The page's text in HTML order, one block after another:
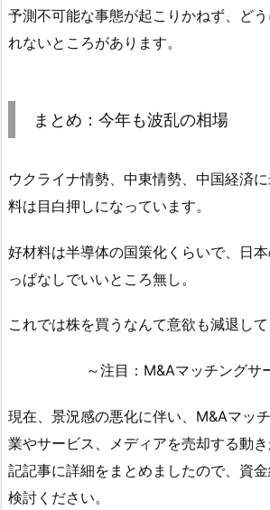
予測不可能な事態が起こりかねず、ど
れないところがあります。
まとめ：今年も波乱の相場
ウクライナ情勢、中東情勢、中国経済
料は目白押しになっています。
好材料は半導体の国策化くらいで、日
っぱなしでいいところ無し。
これでは株を買うなんて意欲も減退して
～注目：M&Aマッチングサ
現在、景況感の悪化に伴い、M&Aマッ
業やサービス、メディアを売却する動
記記事に詳細をまとめましたので、資
検討ください。